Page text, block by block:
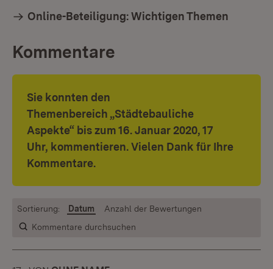
Online-Beteiligung: Wichtigen Themen
Kommentare
Sie konnten den
Themenbereich „Städtebauliche
Aspekte“ bis zum 16. Januar 2020, 17
Uhr, kommentieren. Vielen Dank für Ihre
Kommentare.
Kommentare durchsuchen
Sortierung: Datum Anzahl der Bewertungen